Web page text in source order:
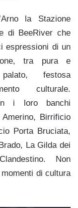
la Stazione
di BeeRiver che
espressioni di un
tra pura e
festosa
culturale.
i loro banchi
Birrificio
Porta Bruciata,
La Gilda dei
Non
di cultura